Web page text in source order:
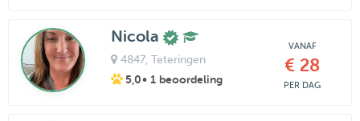
Nicola
4847, Teteringen
5,0• 1 beoordeling
VANAF
€ 28
PER DAG